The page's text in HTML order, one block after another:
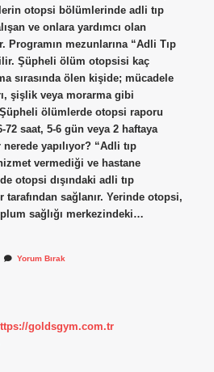
otopsi bölümlerinde adli tıp
ve onlara yardımcı olan
mezunlarına “Adli Tıp
Şüpheli ölüm otopsisi kaç
sırasında ölen kişide; mücadele
şişlik veya morarma gibi
ölümlerde otopsi raporu
saat, 5-6 gün veya 2 haftaya
yapılıyor? “Adli tıp
vermediği ve hastane
otopsi dışındaki adli tıp
tarafından sağlanır. Yerinde otopsi,
sağlığı merkezindeki…
Yorum Bırak
goldsgym.com.tr